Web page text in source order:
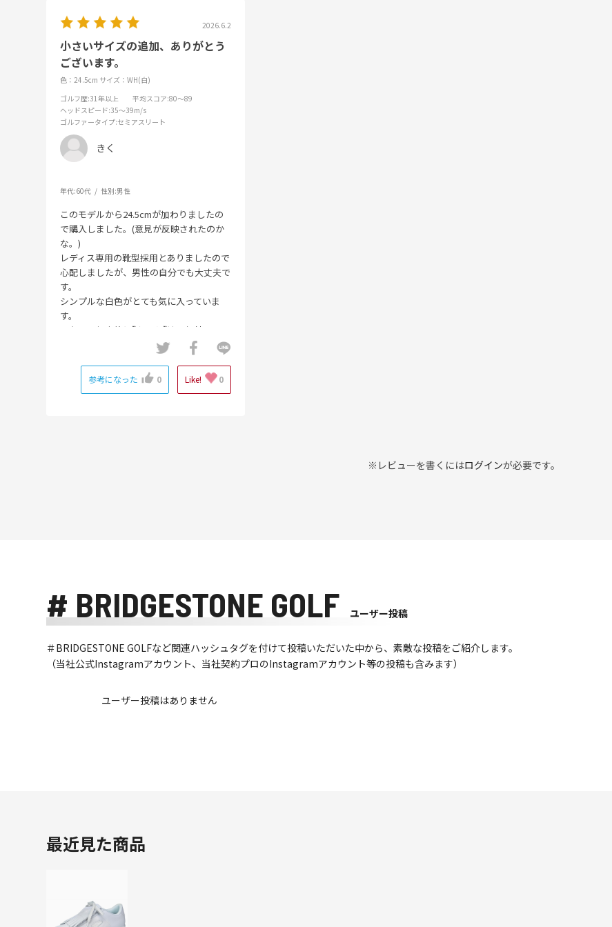
2026.6.2
小さいサイズの追加、ありがとう
ございます。
色：24.5cm サイズ：WH(白)
ゴルフ歴:31年以上 平均スコア:80～89
ヘッドスピード:35～39m/s
ゴルファータイプ:セミアスリート
きく
年代:60代 性別:男性
このモデルから24.5cmが加わりましたの
で購入しました。(意見が反映されたのか
な。)
レディス専用の靴型採用とありましたので
心配しましたが、男性の自分でも大丈夫で
す。
シンプルな白色がとても気に入っていま
す。
しかし、個人的に”キルト”は取り外してい
参考になった 0 Like! 0
※レビューを書くにはログインが必要です。
# BRIDGESTONE GOLF ユーザー投稿
＃BRIDGESTONE GOLFなど関連ハッシュタグを付けて投稿いただいた中から、素敵な投稿をご紹介します。
（当社公式Instagramアカウント、当社契約プロのInstagramアカウント等の投稿も含みます）
ユーザー投稿はありません
最近見た商品